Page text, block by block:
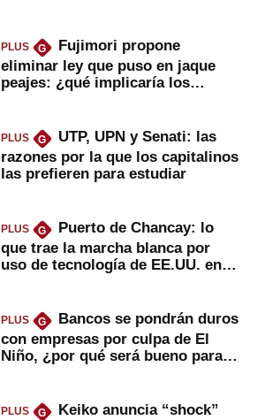
PLUS G
Fujimori propone
eliminar ley que puso en jaque
peajes: ¿qué implicaría los
PLUS G
UTP, UPN y Senati: las
razones por la que los capitalinos
las prefieren para estudiar
PLUS G
Puerto de Chancay: lo
que trae la marcha blanca por
uso de tecnología de EE.UU. en
PLUS G
Bancos se pondrán duros
con empresas por culpa de El
Niño, ¿por qué será bueno para
PLUS G
Keiko anuncia “shock”